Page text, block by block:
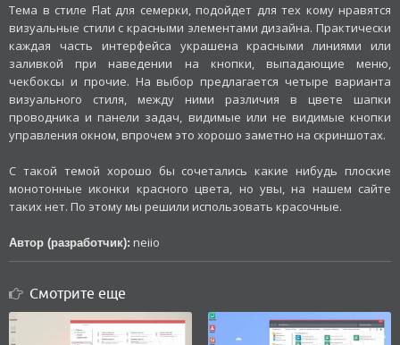
Тема в стиле Flat для семерки, подойдет для тех кому нравятся
визуальные стили с красными элементами дизайна. Практически
каждая часть интерфейса украшена красными линиями или
заливкой при наведении на кнопки, выпадающие меню,
чекбоксы и прочие. На выбор предлагается четыре варианта
визуального стиля, между ними различия в цвете шапки
проводника и панели задач, видимые или не видимые кнопки
управления окном, впрочем это хорошо заметно на скриншотах.
С такой темой хорошо бы сочетались какие нибудь плоские
монотонные иконки красного цвета, но увы, на нашем сайте
таких нет. По этому мы решили использовать красочные.
Автор (разработчик): neiio
Смотрите еще